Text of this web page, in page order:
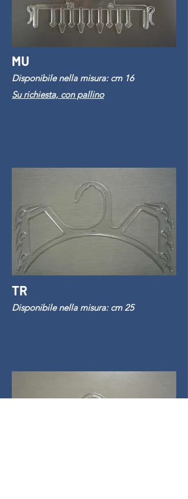
MU
Disponibile nella misura: cm 16
Su richiesta, con pallino
TR
Disponibile nella misura: cm 25